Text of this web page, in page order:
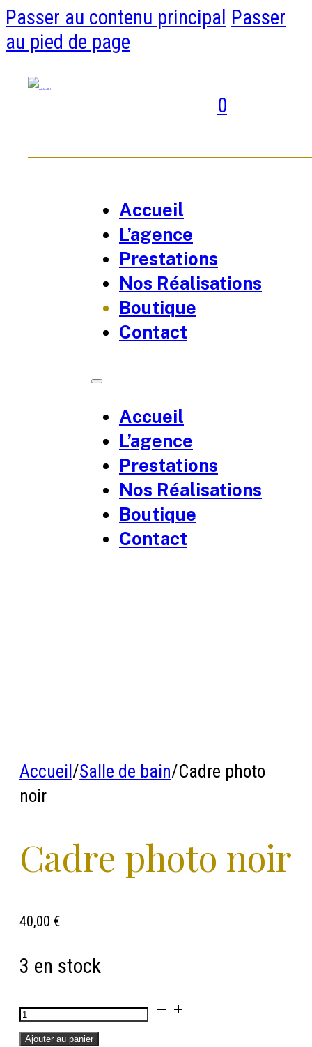
Passer au contenu principal Passer
au pied de page
0
Accueil
L’agence
Prestations
Nos Réalisations
Boutique
Contact
Accueil
L’agence
Prestations
Nos Réalisations
Boutique
Contact
Accueil/Salle de bain/Cadre photo
noir
Cadre photo noir
40,00 €
3 en stock
quantité
de
Ajouter au panier